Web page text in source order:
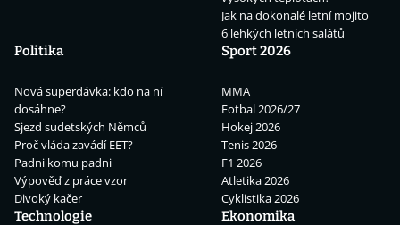
Jak na dokonalé letní mojito
6 lehkých letních salátů
Politika
Nová superdávka: kdo na ní
dosáhne?
Sjezd sudetských Němců
Proč vláda zavádí EET?
Padni komu padni
Výpověď z práce vzor
Divoký kačer
Sport 2026
MMA
Fotbal 2026/27
Hokej 2026
Tenis 2026
F1 2026
Atletika 2026
Cyklistika 2026
Technologie
Ekonomika